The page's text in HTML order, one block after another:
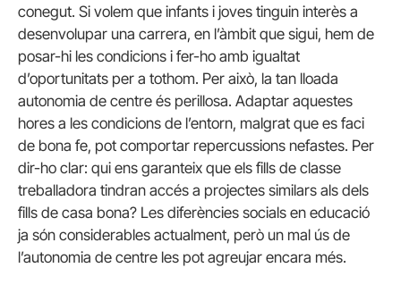
conegut. Si volem que infants i joves tinguin interès a
desenvolupar una carrera, en l’àmbit que sigui, hem de
posar-hi les condicions i fer-ho amb igualtat
d’oportunitats per a tothom. Per això, la tan lloada
autonomia de centre és perillosa. Adaptar aquestes
hores a les condicions de l’entorn, malgrat que es faci
de bona fe, pot comportar repercussions nefastes. Per
dir-ho clar: qui ens garanteix que els fills de classe
treballadora tindran accés a projectes similars als dels
fills de casa bona? Les diferències socials en educació
ja són considerables actualment, però un mal ús de
l’autonomia de centre les pot agreujar encara més.